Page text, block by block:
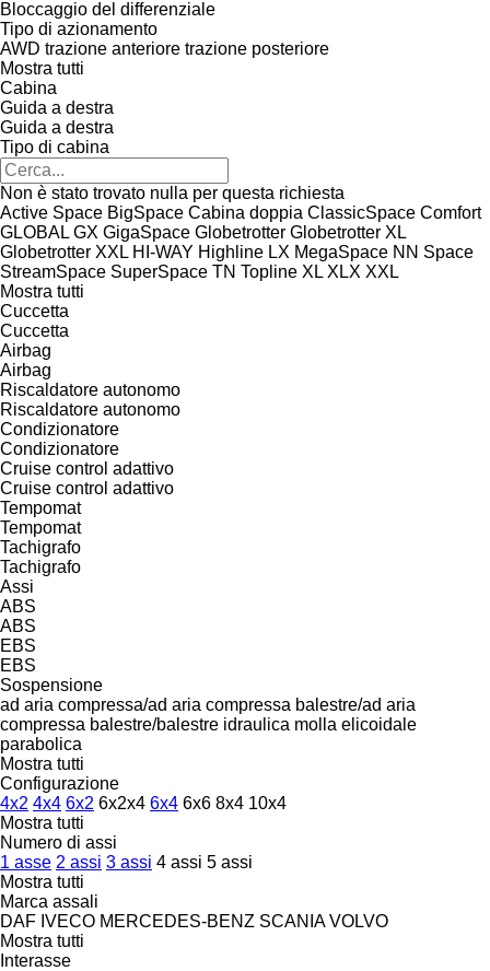
Bloccaggio del differenziale
Tipo di azionamento
AWD trazione anteriore trazione posteriore
Mostra tutti
Cabina
Guida a destra
Guida a destra
Tipo di cabina
Non è stato trovato nulla per questa richiesta
Active Space BigSpace Cabina doppia ClassicSpace Comfort
GLOBAL GX GigaSpace Globetrotter Globetrotter XL
Globetrotter XXL HI-WAY Highline LX MegaSpace NN Space
StreamSpace SuperSpace TN Topline XL XLX XXL
Mostra tutti
Cuccetta
Cuccetta
Airbag
Airbag
Riscaldatore autonomo
Riscaldatore autonomo
Condizionatore
Condizionatore
Cruise control adattivo
Cruise control adattivo
Tempomat
Tempomat
Tachigrafo
Tachigrafo
Assi
ABS
ABS
EBS
EBS
Sospensione
ad aria compressa/ad aria compressa balestre/ad aria
compressa balestre/balestre idraulica molla elicoidale
parabolica
Mostra tutti
Configurazione
4x2 4x4 6x2 6x2x4 6x4 6x6 8x4 10x4
Mostra tutti
Numero di assi
1 asse 2 assi 3 assi 4 assi 5 assi
Mostra tutti
Marca assali
DAF IVECO MERCEDES-BENZ SCANIA VOLVO
Mostra tutti
Interasse